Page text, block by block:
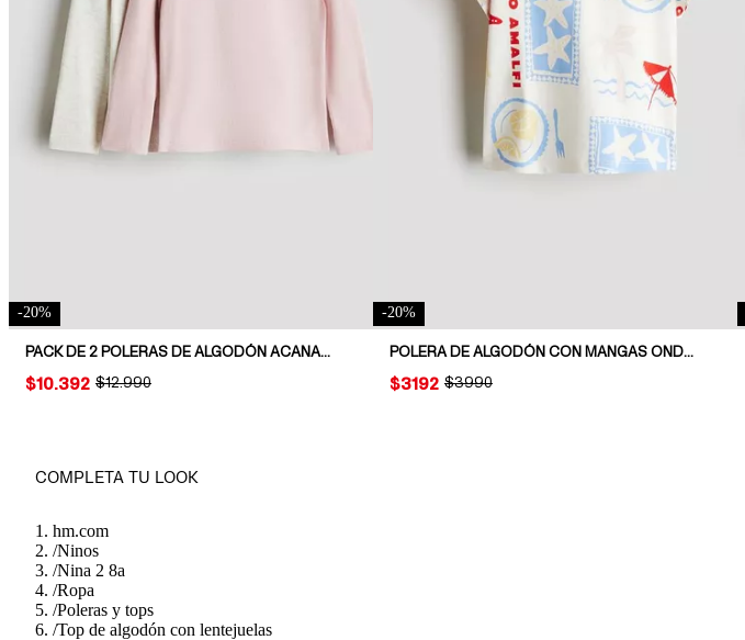
-20%
PACK DE 2 POLERAS DE ALGODÓN ACANALADO
ORIGINAL PRICE:
$12.990
PRICE:
$10.392
-20%
POLERA DE ALGODÓN CON MANGAS ONDULADAS
ORIGINAL PRICE:
$3990
PRICE:
$3192
COMPLETA TU LOOK
hm.com
/Ninos
/Nina 2 8a
/Ropa
/Poleras y tops
/Top de algodón con lentejuelas